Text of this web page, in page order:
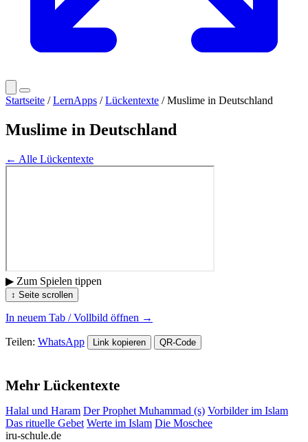
Startseite /LernApps /Lückentexte / Muslime in Deutschland
Muslime in Deutschland
← Alle Lückentexte
▶ Zum Spielen tippen
↕ Seite scrollen
In neuem Tab / Vollbild öffnen →
Teilen: WhatsApp Link kopieren QR-Code
Mehr Lückentexte
Halal und Haram Der Prophet Muhammad (s) Vorbilder im Islam
Das rituelle Gebet Werte im Islam Die Moschee
iru-schule.de